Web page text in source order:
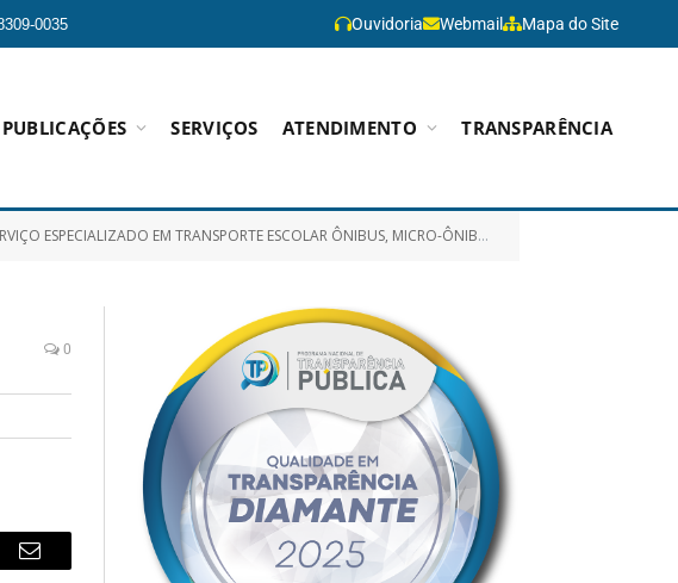
0035 Ouvidoria Webmail Mapa do Site
PUBLICAÇÕES SERVIÇOS ATENDIMENTO TRANSPARÊNCIA
E MONITOR), E MICRO-ÔNIBUS 4X4 TIPO – JEEP (COM MOTORISTA), PARA TRANSPORTAR OS ALUNOS DAS ESCOLAS DA ZONA RURAL DO MUNICÍPIO)
0
Email